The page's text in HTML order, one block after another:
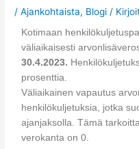
/Ajankohtaista, Blogi /
Kotimaan
väliaikaisesti
30.4.2023.
prosenttia.
Väliaikainen vapautus
henkilökuljetuksia, jotka
ajanjaksolla. Tämä
verokanta on 0.